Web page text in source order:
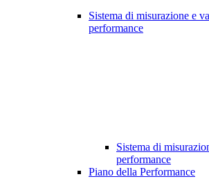
Sistema di misurazione e
performance
Sistema di
performance
Piano della Performance